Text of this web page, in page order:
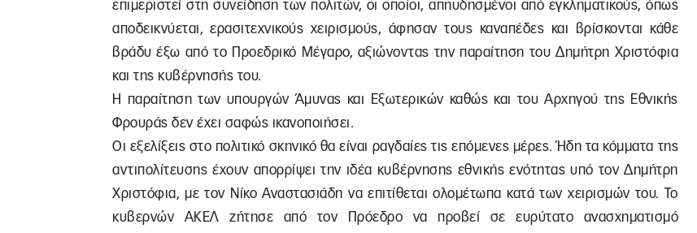
επιμεριστεί στη συνείδηση των πολιτών, οι οποίοι, απηυδησμένοι από εγκληματικούς, όπως
αποδεικνύεται, ερασιτεχνικούς χειρισμούς, άφησαν τους καναπέδες και βρίσκονται κάθε
βράδυ έξω από το Προεδρικό Μέγαρο, αξιώνοντας την παραίτηση του Δημήτρη Χριστόφια
και της κυβέρνησής του.
Η παραίτηση των υπουργών Άμυνας και Εξωτερικών καθώς και του Αρχηγού της Εθνικής
Φρουράς δεν έχει σαφώς ικανοποιήσει.
Οι εξελίξεις στο πολιτικό σκηνικό θα είναι ραγδαίες τις επόμενες μέρες. Ήδη τα κόμματα της
αντιπολίτευσης έχουν απορρίψει την ιδέα κυβέρνησης εθνικής ενότητας υπό τον Δημήτρη
Χριστόφια, με τον Νίκο Αναστασιάδη να επιτίθεται ολομέτωπα κατά των χειρισμών του. Το
κυβερνών ΑΚΕΛ ζήτησε από τον Πρόεδρο να προβεί σε ευρύτατο ανασχηματισμό